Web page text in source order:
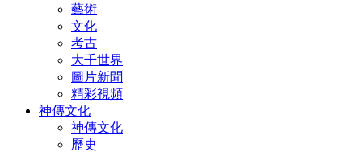
藝術
文化
考古
大千世界
圖片新聞
精彩視頻
神傳文化
神傳文化
歷史